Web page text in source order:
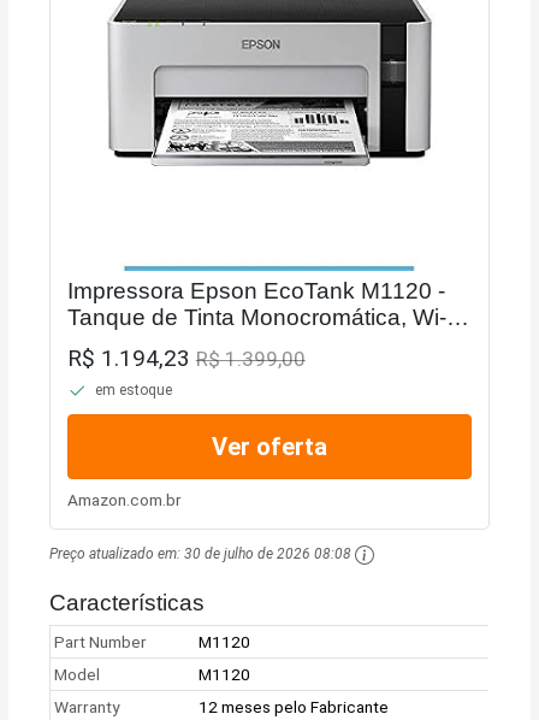
Impressora Epson EcoTank M1120 -
Tanque de Tinta Monocromática, Wi-Fi
Direct, Bivolt
R$ 1.194,23R$ 1.399,00
em estoque
Ver oferta
Amazon.com.br
Preço atualizado em:30 de julho de 2026 08:08
Características
Part Number
M1120
Model
M1120
Warranty
12 meses pelo Fabricante